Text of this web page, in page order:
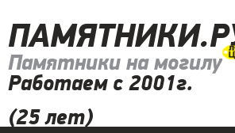
Памятники на могилу
Работаем с 2001г.
(25 лет)